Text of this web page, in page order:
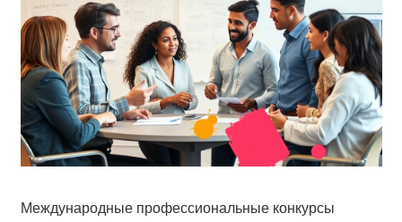
Международные профессиональные конкурсы